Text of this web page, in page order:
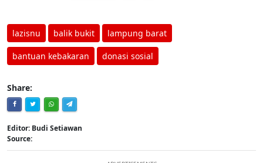
lazisnu balik bukit lampung barat
bantuan kebakaran donasi sosial
Share:
Editor: Budi Setiawan
Source: